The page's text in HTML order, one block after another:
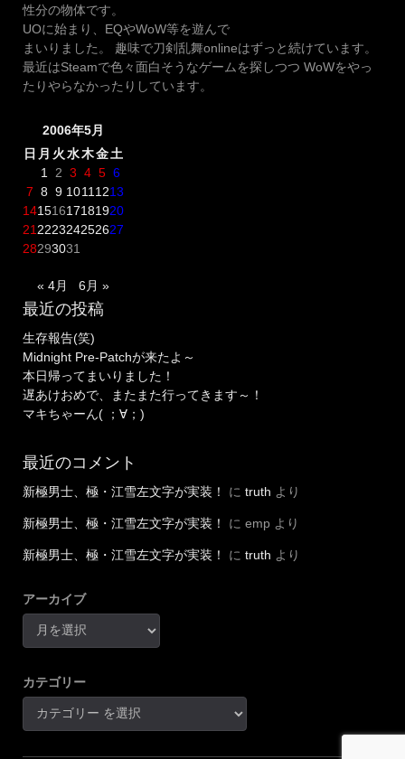
性分の物体です。
UOに始まり、EQやWoW等を遊んで
まいりました。 趣味で刀剣乱舞onlineはずっと続けています。
最近はSteamで色々面白そうなゲームを探しつつ WoWをやっ
たりやらなかったりしています。
2006年5月
日 月 火水木金土
1 2 3 4 5 6
7 8 9 10111213
14151617181920
21222324252627
28293031
« 4月 6月 »
最近の投稿
生存報告(笑)
Midnight Pre-Patchが来たよ～
本日帰ってまいりました！
遅あけおめで、またまた行ってきます～！
マキちゃーん( ；∀；)
最近のコメント
新極男士、極・江雪左文字が実装！ に truth より
新極男士、極・江雪左文字が実装！ に emp より
新極男士、極・江雪左文字が実装！ に truth より
アーカイブ
カテゴリー